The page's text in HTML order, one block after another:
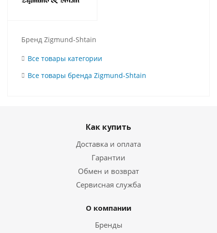
Бренд Zigmund-Shtain
Все товары категории
Все товары бренда Zigmund-Shtain
Как купить
Доставка и оплата
Гарантии
Обмен и возврат
Сервисная служба
О компании
Бренды